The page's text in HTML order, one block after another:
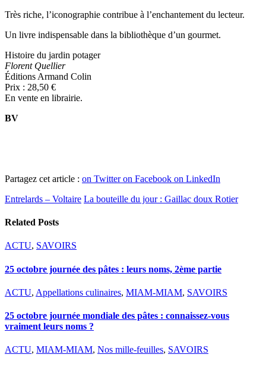
Très riche, l’iconographie contribue à l’enchantement du lecteur.
Un livre indispensable dans la bibliothèque d’un gourmet.
Histoire du jardin potager
Florent Quellier
Éditions Armand Colin
Prix : 28,50 €
En vente en librairie.
BV
Partagez cet article : on Twitter on Facebook on LinkedIn
Entrelards – Voltaire La bouteille du jour : Gaillac doux Rotier
Related Posts
ACTU, SAVOIRS
25 octobre journée des pâtes : leurs noms, 2ème partie
ACTU, Appellations culinaires, MIAM-MIAM, SAVOIRS
25 octobre journée mondiale des pâtes : connaissez-vous
vraiment leurs noms ?
ACTU, MIAM-MIAM, Nos mille-feuilles, SAVOIRS